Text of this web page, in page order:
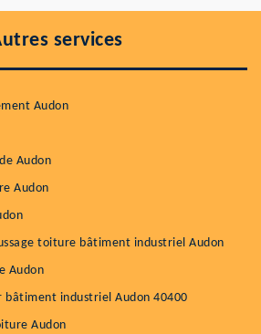
services
Audon
Audon
Audon
toiture bâtiment industriel Audon
Audon
industriel Audon 40400
Audon
toiture, c'est préserver sa
durabilité
en couverture et facade